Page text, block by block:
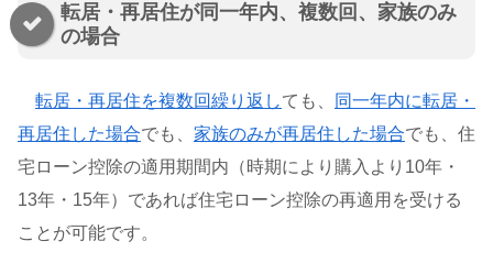
転居・再居住が同一年内、複数回、家族のみ
の場合
転居・再居住を複数回繰り返しても、
同一年内に転居・
再居住した場合でも、 家族のみが再居住した場合でも、住
宅ローン控除の適用期間内（時期により購入より10年・
13年・15年）であれば住宅ローン控除の再適用を受ける
ことが可能です。